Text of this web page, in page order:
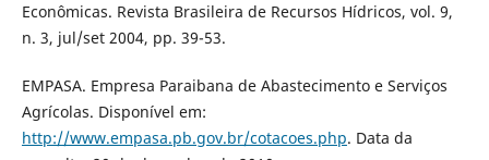
Econômicas. Revista Brasileira de Recursos Hídricos, vol. 9,
n. 3, jul/set 2004, pp. 39-53.
EMPASA. Empresa Paraibana de Abastecimento e Serviços
Agrícolas. Disponível em:
http://www.empasa.pb.gov.br/cotacoes.php. Data da